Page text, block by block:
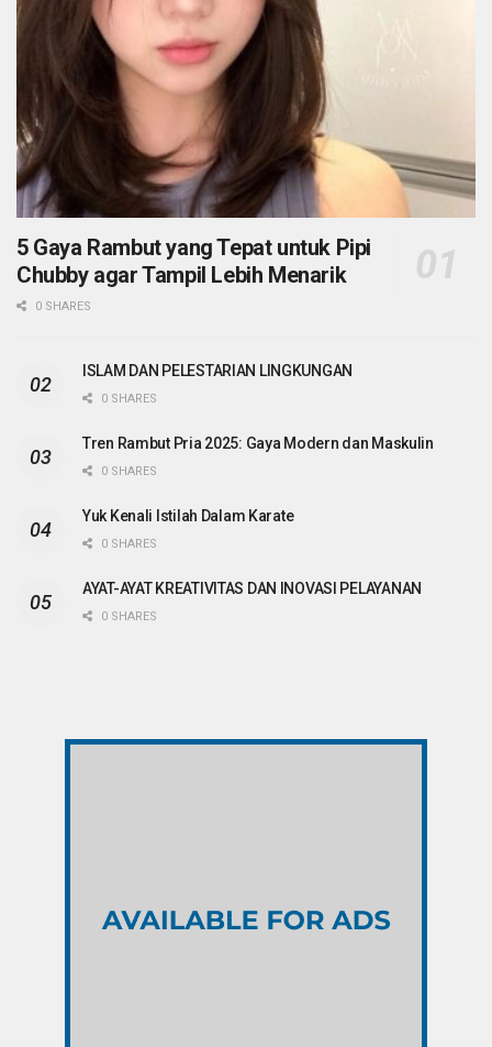
5 Gaya Rambut yang Tepat untuk Pipi
Chubby agar Tampil Lebih Menarik
0 SHARES
ISLAM DAN PELESTARIAN LINGKUNGAN
0 SHARES
Tren Rambut Pria 2025: Gaya Modern dan Maskulin
0 SHARES
Yuk Kenali Istilah Dalam Karate
0 SHARES
AYAT-AYAT KREATIVITAS DAN INOVASI PELAYANAN
0 SHARES